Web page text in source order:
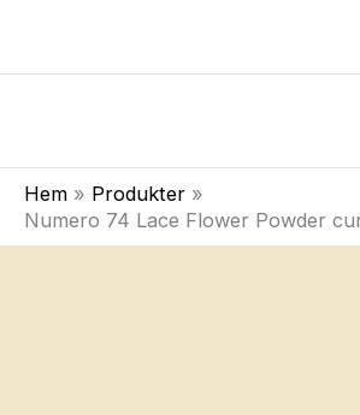
innehåll
Hem
Produkter
Numero 74 Lace Flower Powder
Flower
mängd